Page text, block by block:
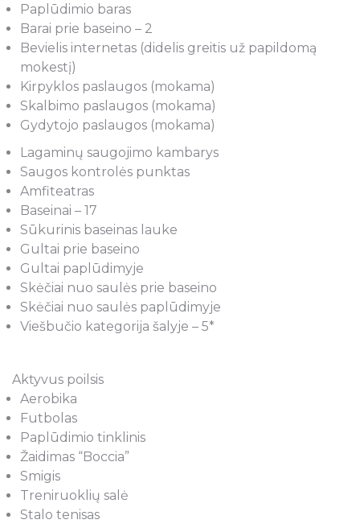
Paplūdimio baras
Barai prie baseino – 2
Bevielis internetas (didelis greitis už papildomą
mokestį)
Kirpyklos paslaugos (mokama)
Skalbimo paslaugos (mokama)
Gydytojo paslaugos (mokama)
Lagaminų saugojimo kambarys
Saugos kontrolės punktas
Amfiteatras
Baseinai – 17
Sūkurinis baseinas lauke
Gultai prie baseino
Gultai paplūdimyje
Skėčiai nuo saulės prie baseino
Skėčiai nuo saulės paplūdimyje
Viešbučio kategorija šalyje – 5*
Aktyvus poilsis
Aerobika
Futbolas
Paplūdimio tinklinis
Žaidimas “Boccia”
Smigis
Treniruoklių salė
Stalo tenisas